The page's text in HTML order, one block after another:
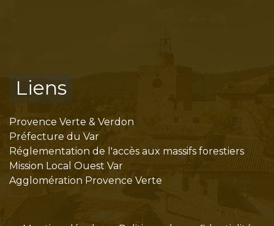
Liens
Provence Verte & Verdon
Préfecture du Var
Réglementation de l'accès aux massifs forestiers
Mission Local Ouest Var
Agglomération Provence Verte